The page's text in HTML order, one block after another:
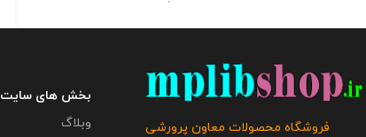
فروشگاه محصولات معاون پرورشی
بخش های سایت
وبلاگ